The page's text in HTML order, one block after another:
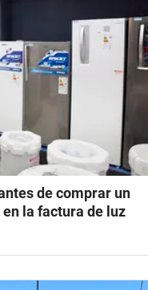
de comprar un
la factura de luz